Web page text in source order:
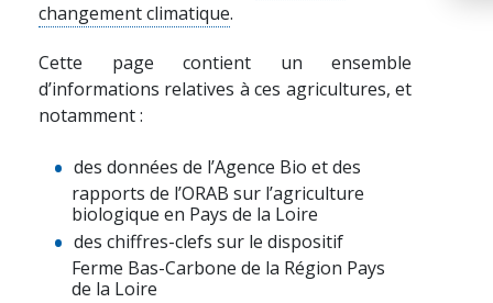
changement climatique.
Cette page contient un ensemble
d’informations relatives à ces agricultures, et
notamment :
des données de l’Agence Bio et des
rapports de l’ORAB sur l’agriculture
biologique en Pays de la Loire
des chiffres-clefs sur le dispositif
Ferme Bas-Carbone de la Région Pays
de la Loire